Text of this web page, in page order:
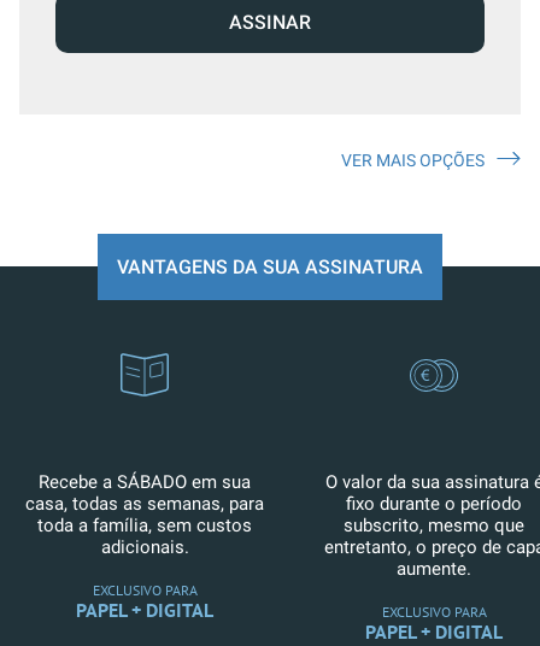
ASSINAR
VER MAIS OPÇÕES
VANTAGENS DA SUA ASSINATURA
Recebe a SÁBADO em sua
casa, todas as semanas, para
toda a família, sem custos
adicionais.
EXCLUSIVO PARA
PAPEL + DIGITAL
O valor da sua assinatura
fixo durante o período
subscrito, mesmo que
entretanto, o preço de
aumente.
EXCLUSIVO PARA
PAPEL + DIGITAL